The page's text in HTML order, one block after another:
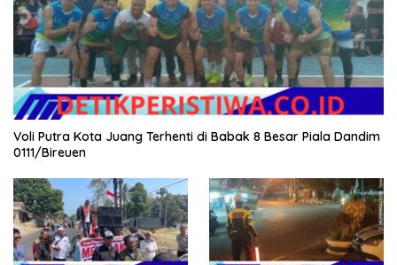
Voli Putra Kota Juang Terhenti di Babak 8 Besar Piala Dandim
0111/Bireuen